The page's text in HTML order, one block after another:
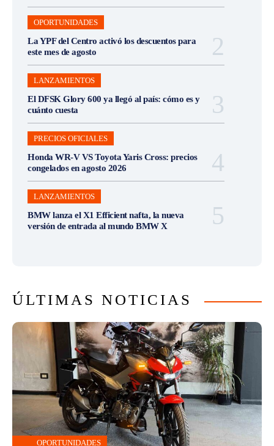
OPORTUNIDADES
La YPF del Centro activó los descuentos para
este mes de agosto
LANZAMIENTOS
El DFSK Glory 600 ya llegó al país: cómo es y
cuánto cuesta
PRECIOS OFICIALES
Honda WR-V VS Toyota Yaris Cross: precios
congelados en agosto 2026
LANZAMIENTOS
BMW lanza el X1 Efficient nafta, la nueva
versión de entrada al mundo BMW X
ÚLTIMAS NOTICIAS
OPORTUNIDADES